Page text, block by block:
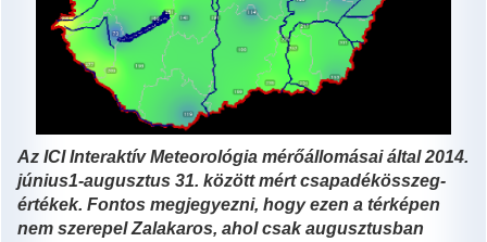
Az ICI Interaktív Meteorológia mérőállomásai által 2014.
június1-augusztus 31. között mért csapadékösszeg-
értékek. Fontos megjegyezni, hogy ezen a térképen
nem szerepel Zalakaros, ahol csak augusztusban